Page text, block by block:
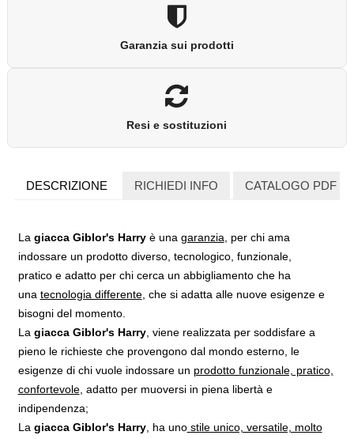
Garanzia sui prodotti
Resi e sostituzioni
DESCRIZIONE RICHIEDI INFO CATALOGO PDF
La giacca Giblor's Harry è una garanzia , per chi ama
indossare un prodotto diverso, tecnologico, funzionale,
praticoe adatto per chi cerca un abbigliamento che ha
una tecnologia differente, che si adatta alle nuove esigenze e
bisognidel momento.
La giacca Giblor's Harry, viene realizzata per soddisfare a
pieno le richieste che provengono dal mondo esterno, le
esigenze di chi vuole indossare un prodotto funzionale, pratico,
confortevole, adatto per muoversi in piena libertà e
indipendenza;
La giacca Giblor's Harry, ha unostile unico, versatile, molto